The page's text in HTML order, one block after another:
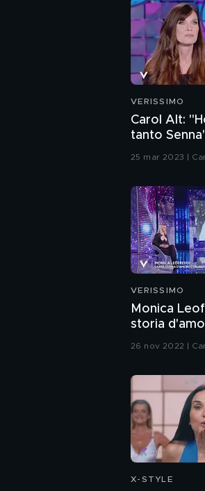
VERISSIMO
Carol Alt:
tanto
25 mar 2023 |
VERISSIMO
Monica
storia
Antonello
26 nov 2022 |
X-STYLE